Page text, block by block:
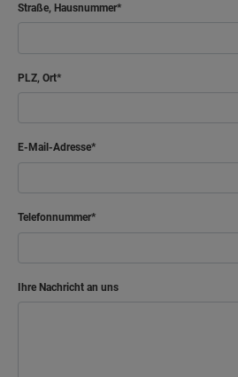
Straße, Hausnummer
PLZ, Ort
E-Mail-Adresse
Telefonnummer
Ihre Nachricht an uns